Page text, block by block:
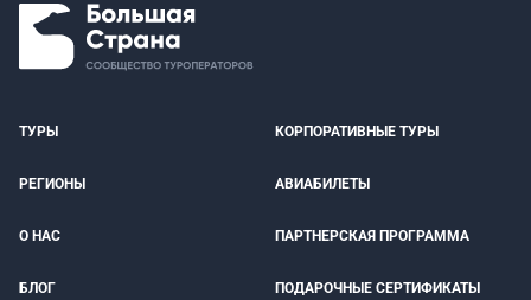
ТУРЫ КОРПОРАТИВНЫЕ ТУРЫ
РЕГИОНЫ АВИАБИЛЕТЫ
О НАС ПАРТНЕРСКАЯ ПРОГРАММА
БЛОГ ПОДАРОЧНЫЕ СЕРТИФИКАТЫ